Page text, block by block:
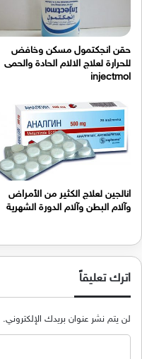
حقن انجكتمول مسكن وخافض
للحرارة لعلاج الالام الحادة والحمى
injectmol
انالجين لعلاج الكثير من الأمراض
وآلام البطن وآلام الدورة الشهرية
اترك تعليقاً
لن يتم نشر عنوان بريدك الإلكتروني.